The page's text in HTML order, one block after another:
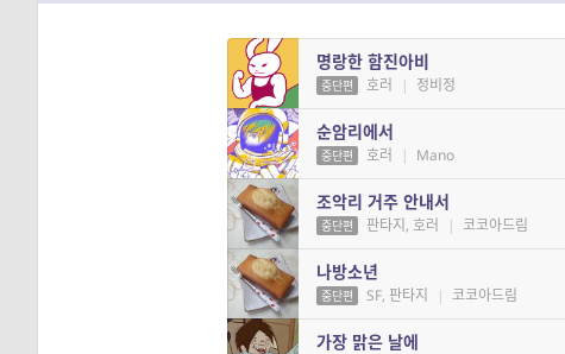
명랑한 함진아비
중단편 호러 | 정비정
순암리에서
중단편 호러 | Mano
조악리 거주 안내서
중단편 판타지, 호러 | 코코아드림
나방소년
중단편 SF, 판타지 | 코코아드림
가장 맑은 날에